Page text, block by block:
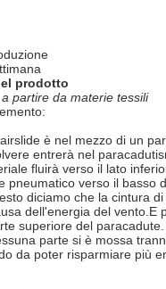
prodotto
partire da materie tessili
è nel mezzo di un
entrerà nel
fluirà verso il lato
pneumatico verso il basso
diciamo che la cintura
dell'energia del vento.E
superiore del
parte si è mossa
da poter risparmiare più